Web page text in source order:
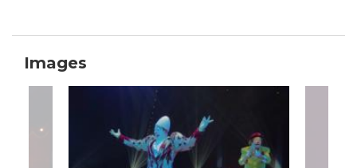
Images